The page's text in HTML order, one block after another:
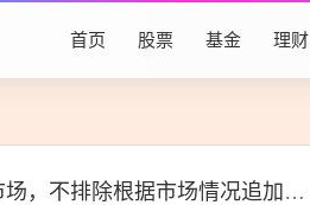
首页 股票 基金 理财
日本财务大臣：已与美国联合干预外汇市场，不排除根据市场情况追加干预措施